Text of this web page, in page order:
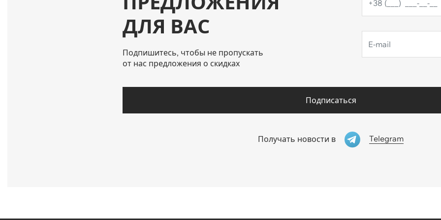
ДЛЯ ВАС
Подпишитесь, чтобы не пропускать
от нас предложения о скидках
Подписаться
Получать новости в Telegram